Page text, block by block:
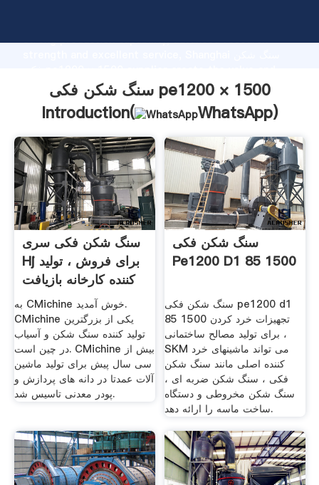
strong production capability, advanced research
bring values to all of customers.
سنگ شکن فکی pe1200 × 1500
Introduction(
WhatsApp)
سنگ شکن فکی سری
Hj برای فروش ، تولید
کننده کارخانه بازیافت
... به CMichine خوش آمدید.
CMichine یکی از بزرگترین
تولید کننده سنگ شکن و آسیاب
در چین است. CMichine بیش از
سی سال پیش برای تولید ماشین
آلات عمدتا در دانه های پردازش و
پودر معدنی تاسیس شد.
سنگ شکن فکی
Pe1200 D1 85 1500
سنگ شکن فکی pe1200 d1
85 1500 تجهیزات خرد کردن
برای تولید مصالح ساختمانی ،
SKM می تواند ماشینهای خرد
کننده اصلی مانند سنگ شکن
فکی ، سنگ شکن ضربه ای ،
سنگ شکن مخروطی و دستگاه
ساخت ماسه را ارائه دهد.